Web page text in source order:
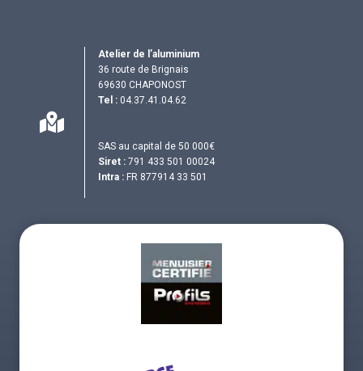
Atelier de l’aluminium
36 route de Brignais
69630 CHAPONOST
Tel : 04.37.41.04.62
SAS au capital de 50 000€
Siret : 791 433 501 00024
Intra : FR 877914 33 501